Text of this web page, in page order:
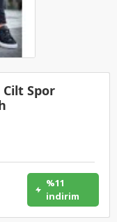
Cilt Spor
%11
indirim